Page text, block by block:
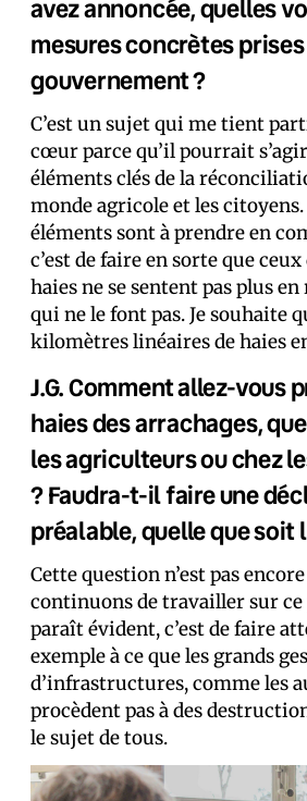
avez annoncée, quelles
mesures concrètes
gouvernement ?
C’est un sujet qui me tient
cœur parce qu’il pourrait s’agir
éléments clés de la
monde agricole et les
éléments sont à prendre en
c’est de faire en sorte que
haies ne se sentent pas plus
qui ne le font pas. Je souhaite
kilomètres linéaires de haies
J.G. Comment allez-vous
haies des arrachages,
les agriculteurs ou chez
? Faudra-t-il faire une
préalable, quelle que soit
Cette question n’est pas
continuons de travailler sur ce
paraît évident, c’est de faire
exemple à ce que les grands
d’infrastructures, comme les
procèdent pas à des
le sujet de tous.